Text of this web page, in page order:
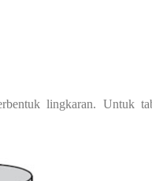
lingkaran. Untuk